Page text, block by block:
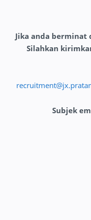
Jika anda berminat
Silahkan
Subjek